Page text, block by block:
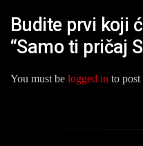
Budite prvi koji
“Samo ti pričaj
You must be logged in to post